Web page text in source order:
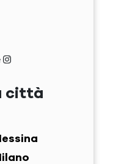
città